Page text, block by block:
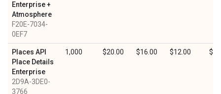
Enterprise +
Atmosphere
F20E-7034-
0EF7
Places API
Place Details
Enterprise
2D9A-3DE0-
3766
1,000 $20.00 $16.00 $12.00